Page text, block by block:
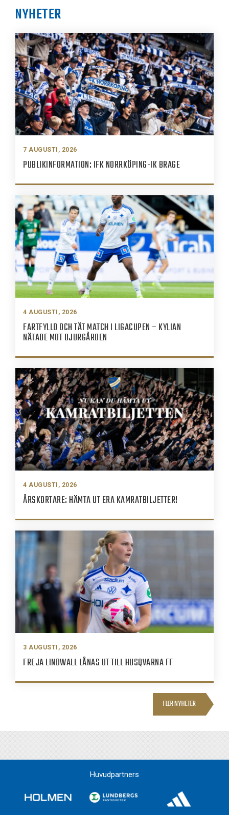
NYHETER
7 AUGUSTI, 2026
PUBLIKINFORMATION: IFK NORRKÖPING-IK BRAGE
4 AUGUSTI, 2026
FARTFYLLD OCH TÄT MATCH I LIGACUPEN – KYLIAN
NÄTADE MOT DJURGÅRDEN
4 AUGUSTI, 2026
ÅRSKORTARE: HÄMTA UT ERA KAMRATBILJETTER!
3 AUGUSTI, 2026
FREJA LINDWALL LÅNAS UT TILL HUSQVARNA FF
FLER NYHETER
Huvudpartners